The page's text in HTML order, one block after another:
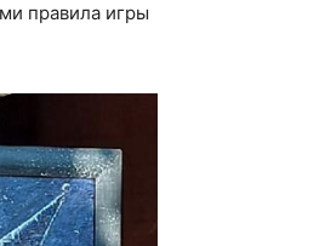
правила игры